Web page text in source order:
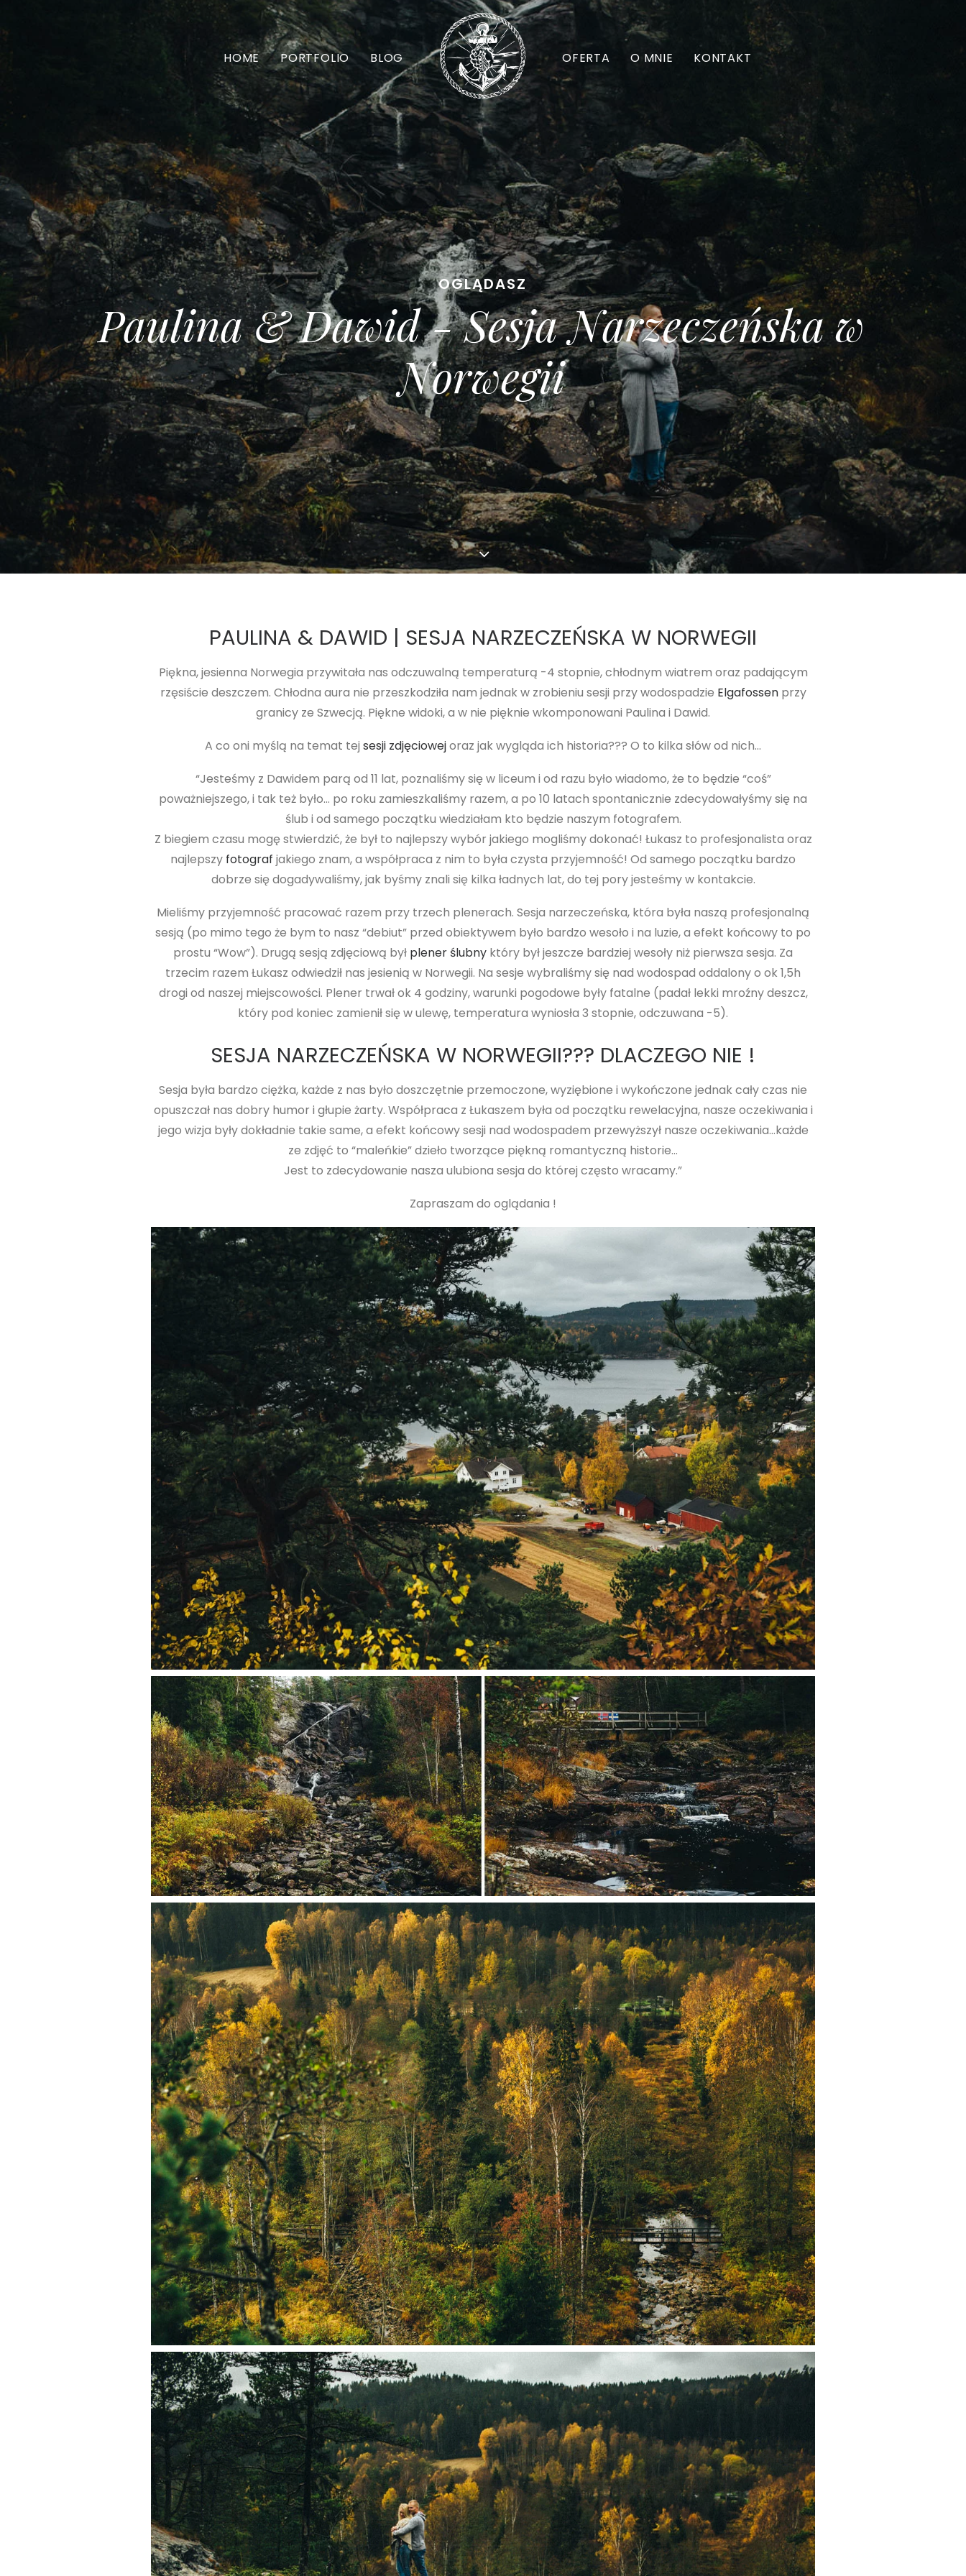
HOME PORTFOLIO BLOG OFERTA O MNIE KONTAKT
OGLĄDASZ
Paulina&Dawid-SesjaNarzeczeńskaw
Norwegii
PAULINA & DAWID | SESJA NARZECZEŃSKA W NORWEGII
Piękna, jesienna Norwegia przywitała nas odczuwalną temperaturą -4 stopnie, chłodnym wiatrem oraz padającym
rzęsiście deszczem. Chłodna aura nie przeszkodziła nam jednak w zrobieniu sesji przy wodospadzie Elgafossenprzy
granicy ze Szwecją. Piękne widoki, a w nie pięknie wkomponowani Paulina i Dawid.
A co oni myślą na temat tej sesji zdjęciowejoraz jak wygląda ich historia??? O to kilka słów od nich…
“Jesteśmy z Dawidem parą od 11 lat, poznaliśmy się w liceum i od razu było wiadomo, że to będzie “coś”
poważniejszego, i tak też było… po roku zamieszkaliśmy razem, a po 10 latach spontanicznie zdecydowałyśmy się na
ślub i od samego początku wiedziałam kto będzie naszym fotografem.
Z biegiem czasu mogę stwierdzić, że był to najlepszy wybór jakiego mogliśmy dokonać! Łukasz to profesjonalista oraz
najlepszy fotograf jakiego znam, a współpraca z nim to była czysta przyjemność! Od samego początku bardzo
dobrze się dogadywaliśmy, jak byśmy znali się kilka ładnych lat, do tej pory jesteśmy w kontakcie.
Mieliśmy przyjemność pracować razem przy trzech plenerach. Sesja narzeczeńska, która była naszą profesjonalną
sesją (po mimo tego że bym to nasz “debiut” przed obiektywem było bardzo wesoło i na luzie, a efekt końcowy to po
prostu “Wow”). Drugą sesją zdjęciową był plener ślubny który był jeszcze bardziej wesoły niż pierwsza sesja. Za
trzecim razem Łukasz odwiedził nas jesienią w Norwegii. Na sesje wybraliśmy się nad wodospad oddalony o ok 1,5h
drogi od naszej miejscowości. Plener trwał ok 4 godziny, warunki pogodowe były fatalne (padał lekki mroźny deszcz,
który pod koniec zamienił się w ulewę, temperatura wyniosła 3 stopnie, odczuwana -5).
SESJA NARZECZEŃSKA W NORWEGII??? DLACZEGO NIE !
Sesja była bardzo ciężka, każde z nas było doszczętnie przemoczone, wyziębione i wykończone jednak cały czas nie
opuszczał nas dobry humor i głupie żarty. Współpraca z Łukaszem była od początku rewelacyjna, nasze oczekiwania i
jego wizja były dokładnie takie same, a efekt końcowy sesji nad wodospadem przewyższył nasze oczekiwania…każde
ze zdjęć to “maleńkie” dzieło tworzące piękną romantyczną historie…
Jest to zdecydowanie nasza ulubiona sesja do której często wracamy.”
Zapraszam do oglądania !